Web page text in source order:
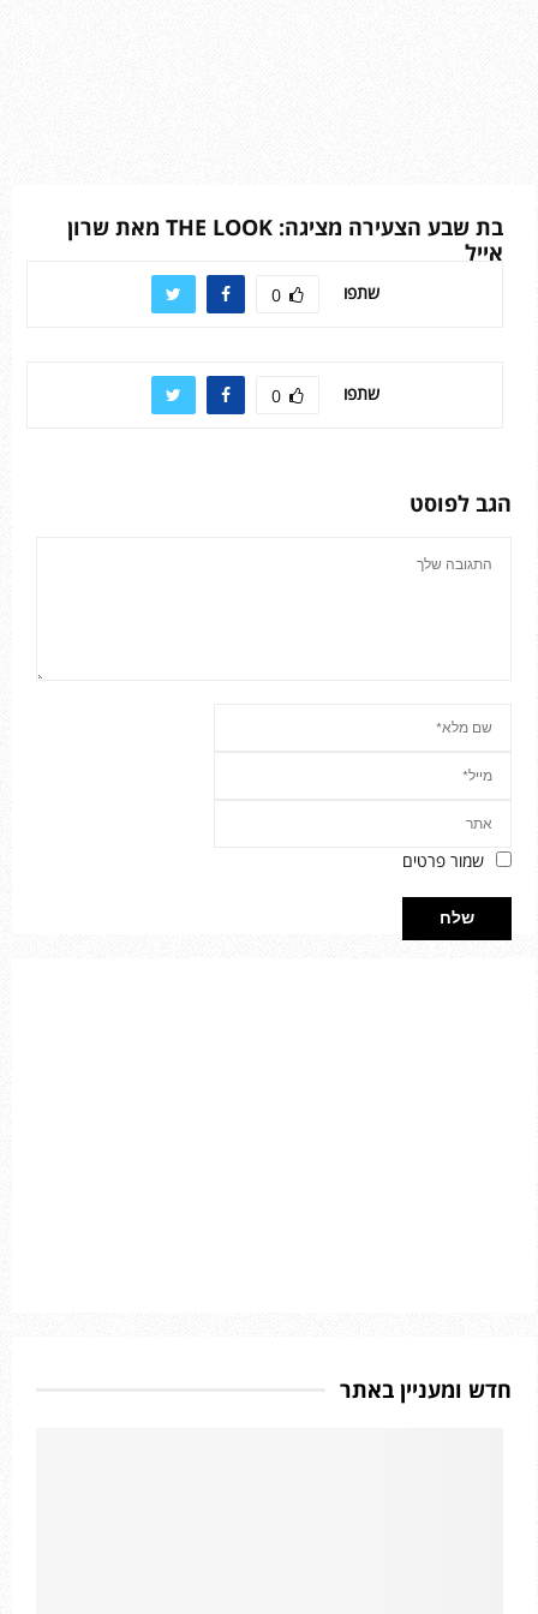
בת שבע הצעירה מציגה: THE LOOK מאת שרון
אייל
שתפו 0
שתפו 0
הגב לפוסט
שמור פרטים
חדש ומעניין באתר